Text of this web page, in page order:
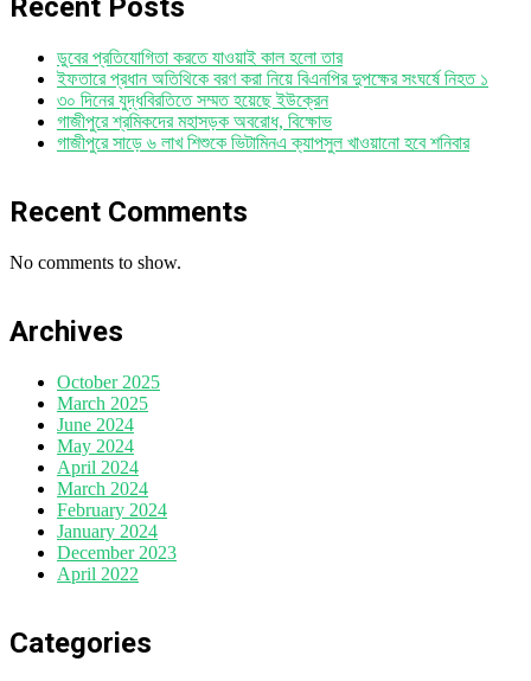
Recent Posts
ডুবের প্রতিযোগিতা করতে যাওয়াই কাল হলো তার
ইফতারে প্রধান অতিথিকে বরণ করা নিয়ে বিএনপির দুপক্ষের সংঘর্ষে নিহত ১
৩০ দিনের যুদ্ধবিরতিতে সম্মত হয়েছে ইউক্রেন
গাজীপুরে শ্রমিকদের মহাসড়ক অবরোধ, বিক্ষোভ
গাজীপুরে সাড়ে ৬ লাখ শিশুকে ভিটামিনএ ক্যাপসুল খাওয়ানো হবে শনিবার
Recent Comments
No comments to show.
Archives
October 2025
March 2025
June 2024
May 2024
April 2024
March 2024
February 2024
January 2024
December 2023
April 2022
Categories